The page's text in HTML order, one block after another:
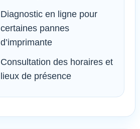
Diagnostic en ligne pour
certaines pannes
d’imprimante
Consultation des horaires et
lieux de présence